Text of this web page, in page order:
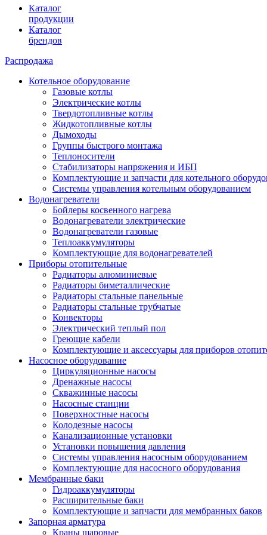
Каталог
продукции
Каталог
брендов
Распродажа
Котельное оборудование
Газовые котлы
Электрические котлы
Твердотопливные котлы
Жидкотопливные котлы
Дымоходы
Группы быстрого монтажа
Теплоносители
Стабилизаторы напряжения и ИБП
Комплектующие и запчасти для котельного
Системы управления котельным оборудованием
Водонагреватели
Бойлеры косвенного нагрева
Водонагреватели электрические
Водонагреватели газовые
Теплоаккумуляторы
Комплектующие для водонагревателей
Приборы отопительные
Радиаторы алюминиевые
Радиаторы биметаллические
Радиаторы стальные панельные
Радиаторы стальные трубчатые
Конвекторы
Электрический теплый пол
Греющие кабели
Комплектующие и аксессуары для приборов
Насосное оборудование
Циркуляционные насосы
Дренажные насосы
Скважинные насосы
Насосные станции
Поверхностные насосы
Колодезные насосы
Канализационные установки
Установки повышения давления
Системы управления насосным оборудованием
Комплектующие для насосного оборудования
Мембранные баки
Гидроаккумуляторы
Расширительные баки
Комплектующие и запчасти для мембранных баков
Запорная арматура
Краны шаровые